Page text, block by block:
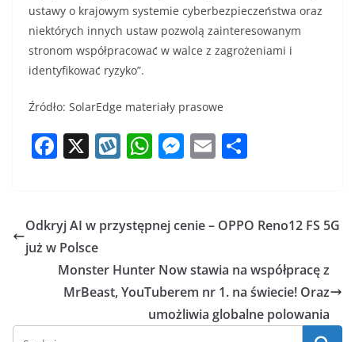
ustawy o krajowym systemie cyberbezpieczeństwa oraz
niektórych innych ustaw pozwolą zainteresowanym
stronom współpracować w walce z zagrożeniami i
identyfikować ryzyko”.
Źródło: SolarEdge materiały prasowe
F
e
b
o
o
k
X W
o
W
s
p
p
M
e
g
er
E
l e
Odkryj AI w przystępnej cenie – OPPO Reno12 FS 5G
już w Polsce
Monster Hunter Now stawia na współpracę z
MrBeast, YouTuberem nr 1. na świecie! Oraz
umożliwia globalne polowania